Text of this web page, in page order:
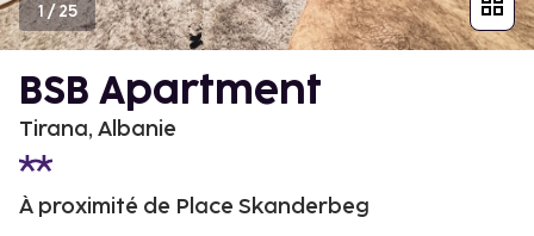
1/25
BSB Apartment
Tirana, Albanie
À proximité de Place Skanderbeg